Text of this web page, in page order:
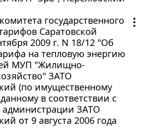
государственного
Саратовской
2009 г. N 18/12 "Об
на тепловую энергию
МУП "Жилищно-
ЗАТО
(по имущественному
в соответствии с
ЗАТО
от 9 августа 2006 года